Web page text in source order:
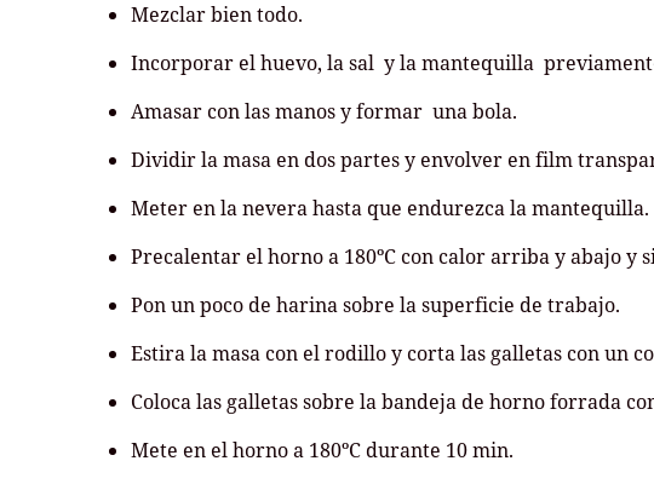
Mezclar bien todo.
Incorporar el huevo, la sal y la mantequilla
Amasar con las manos y formar una bola.
Dividir la masa en dos partes y envolver en film
Meter en la nevera hasta que endurezca la mantequilla.
Precalentar el horno a 180ºC con calor arriba y abajo y
Pon un poco de harina sobre la superficie de trabajo.
Estira la masa con el rodillo y corta las galletas con un
Coloca las galletas sobre la bandeja de horno forrada
Mete en el horno a 180ºC durante 10 min.